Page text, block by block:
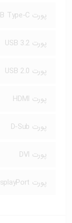
پورت USB Type-C
پورت USB 3.2
پورت USB 2.0
پورت HDMI
پورت D-Sub
پورت DVI
پورت DisplayPort